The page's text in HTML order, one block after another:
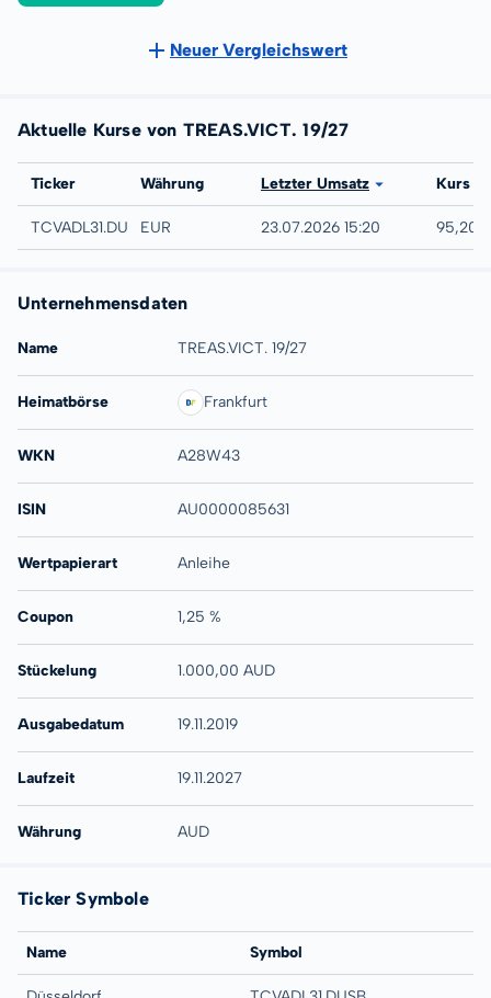
Neuer Vergleichswert
Aktuelle Kurse von TREAS.VICT. 19/27
Börse
Ticker Währung Letzter Umsatz Kurs
Düsseldorf
TCVADL31.DUSBEUR 23.07.2026 15:20 95,20
Unternehmensdaten
Name TREAS.VICT. 19/27
Heimatbörse Frankfurt
WKN A28W43
ISIN AU0000085631
Wertpapierart Anleihe
Coupon 1,25 %
Stückelung 1.000,00 AUD
Ausgabedatum 19.11.2019
Laufzeit 19.11.2027
Währung AUD
Ticker Symbole
Name Symbol